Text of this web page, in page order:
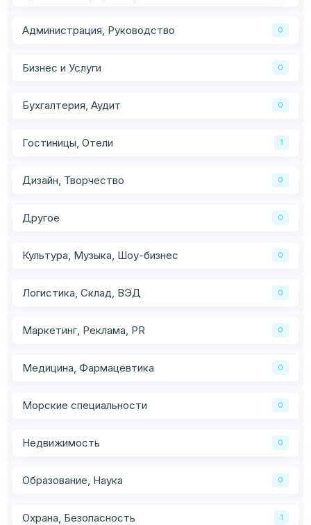
Администрация, Руководство 0
Бизнес и Услуги 0
Бухгалтерия, Аудит 0
Гостиницы, Отели 1
Дизайн, Творчество 0
Другое 0
Культура, Музыка, Шоу-бизнес 0
Логистика, Склад, ВЭД 0
Маркетинг, Реклама, PR 0
Медицина, Фармацевтика 0
Морские специальности 0
Недвижимость 0
Образование, Наука 0
Охрана, Безопасность 1